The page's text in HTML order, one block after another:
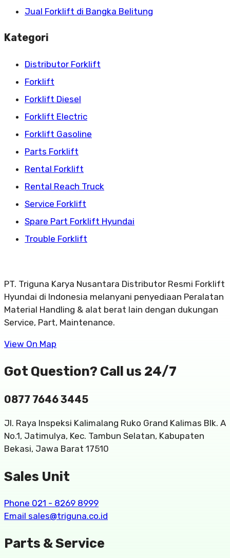
Jual Forklift di Bangka Belitung
Kategori
Distributor Forklift
Forklift
Forklift Diesel
Forklift Electric
Forklift Gasoline
Parts Forklift
Rental Forklift
Rental Reach Truck
Service Forklift
Spare Part Forklift Hyundai
Trouble Forklift
PT. Triguna Karya Nusantara Distributor Resmi Forklift
Hyundai di Indonesia melanyani penyediaan Peralatan
Material Handling & alat berat lain dengan dukungan
Service, Part, Maintenance.
View On Map
Got Question? Call us 24/7
0877 7646 3445
Jl. Raya Inspeksi Kalimalang Ruko Grand Kalimas Blk. A
No.1, Jatimulya, Kec. Tambun Selatan, Kabupaten
Bekasi, Jawa Barat 17510
Sales Unit
Phone 021 - 8269 8999
Email sales@triguna.co.id
Parts & Service